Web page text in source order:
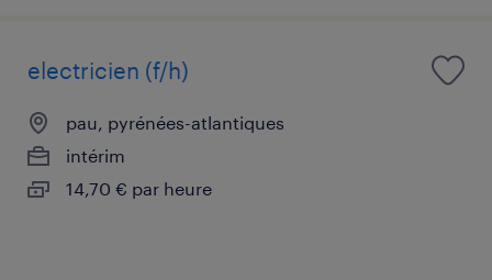
electricien (f/h)
pau, pyrénées-atlantiques
intérim
14,70 € par heure